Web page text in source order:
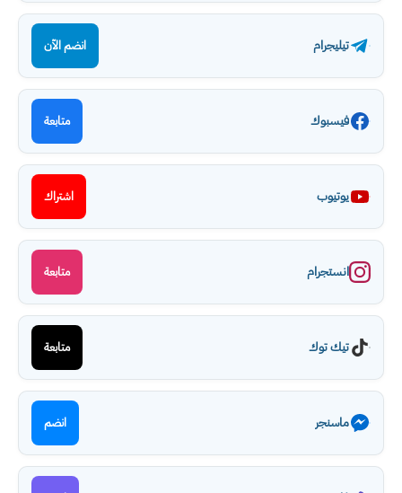
تيليجرام انضم الآن
فيسبوك متابعة
يوتيوب اشتراك
انستجرام متابعة
تيك توك متابعة
ماسنجر انضم